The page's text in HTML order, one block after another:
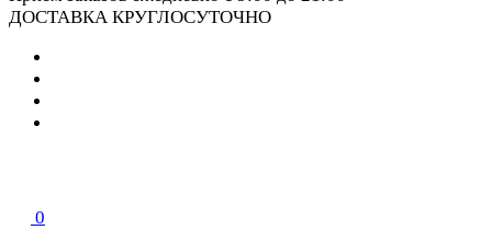
ДОСТАВКА КРУГЛОСУТОЧНО
0